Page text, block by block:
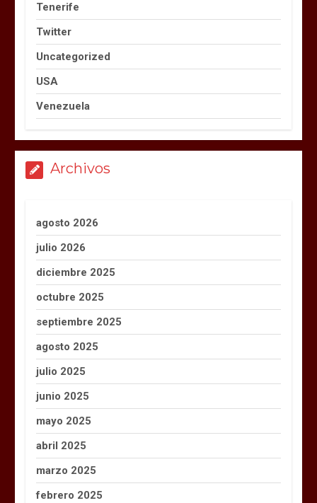
Tenerife
Twitter
Uncategorized
USA
Venezuela
Archivos
agosto 2026
julio 2026
diciembre 2025
octubre 2025
septiembre 2025
agosto 2025
julio 2025
junio 2025
mayo 2025
abril 2025
marzo 2025
febrero 2025